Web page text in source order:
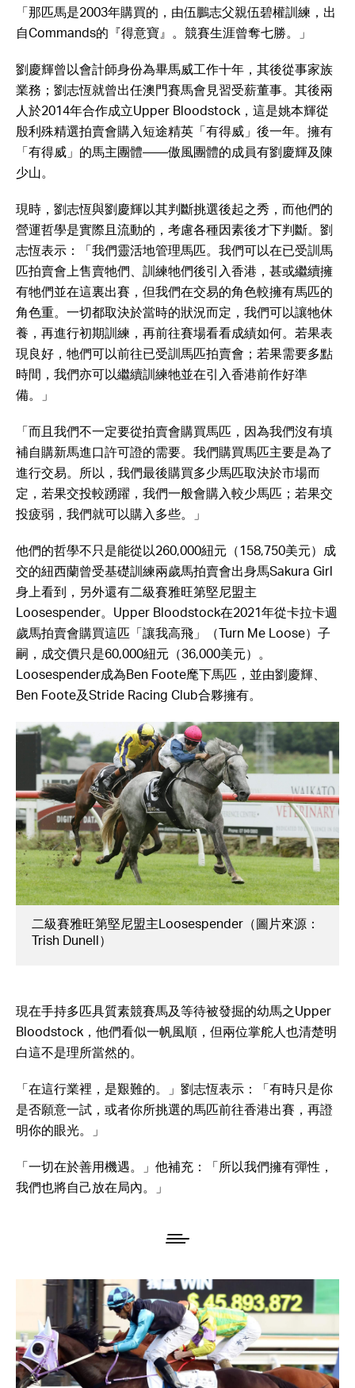
「那匹馬是2003年購買的，由伍鵬志父親伍碧權訓練，出
自Commands的『得意寶』。競賽生涯曾奪七勝。」
劉慶輝曾以會計師身份為畢馬威工作十年，其後從事家族
業務；劉志恆就曾出任澳門賽馬會見習受薪董事。其後兩
人於2014年合作成立Upper Bloodstock，這是姚本輝從
殷利殊精選拍賣會購入短途精英「有得威」後一年。擁有
「有得威」的馬主團體——傲風團體的成員有劉慶輝及陳
少山。
現時，劉志恆與劉慶輝以其判斷挑選後起之秀，而他們的
營運哲學是實際且流動的，考慮各種因素後才下判斷。劉
志恆表示：「我們靈活地管理馬匹。我們可以在已受訓馬
匹拍賣會上售賣牠們、訓練牠們後引入香港，甚或繼續擁
有牠們並在這裏出賽，但我們在交易的角色較擁有馬匹的
角色重。一切都取決於當時的狀況而定，我們可以讓牠休
養，再進行初期訓練，再前往賽場看看成績如何。若果表
現良好，牠們可以前往已受訓馬匹拍賣會；若果需要多點
時間，我們亦可以繼續訓練牠並在引入香港前作好準
備。」
「而且我們不一定要從拍賣會購買馬匹，因為我們沒有填
補自購新馬進口許可證的需要。我們購買馬匹主要是為了
進行交易。所以，我們最後購買多少馬匹取決於市場而
定，若果交投較踴躍，我們一般會購入較少馬匹；若果交
投疲弱，我們就可以購入多些。」
他們的哲學不只是能從以260,000紐元（158,750美元）成
交的紐西蘭曾受基礎訓練兩歲馬拍賣會出身馬Sakura Girl
身上看到，另外還有二級賽雅旺第堅尼盟主
Loosespender。Upper Bloodstock在2021年從卡拉卡週
歲馬拍賣會購買這匹「讓我高飛」（Turn Me Loose）子
嗣，成交價只是60,000紐元（36,000美元）。
Loosespender成為Ben Foote麾下馬匹，並由劉慶輝、
Ben Foote及Stride Racing Club合夥擁有。
二級賽雅旺第堅尼盟主Loosespender（圖片來源：
Trish Dunell）
現在手持多匹具質素競賽馬及等待被發掘的幼馬之Upper
Bloodstock，他們看似一帆風順，但兩位掌舵人也清楚明
白這不是理所當然的。
「在這行業裡，是艱難的。」劉志恆表示：「有時只是你
是否願意一試，或者你所挑選的馬匹前往香港出賽，再證
明你的眼光。」
「一切在於善用機遇。」他補充：「所以我們擁有彈性，
我們也將自己放在局內。」